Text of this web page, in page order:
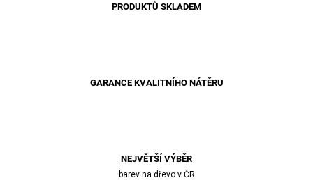
PRODUKTŮ SKLADEM
GARANCE KVALITNÍHO NÁTĚRU
NEJVĚTŠÍ VÝBĚR
barev na dřevo v ČR